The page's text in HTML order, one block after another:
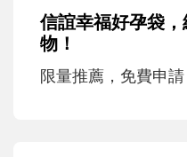
信誼幸福好孕袋
物！
限量推薦，免費申請